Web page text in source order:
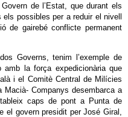
de l’Estat, que durant els
possibles per a reduir el nivell
de gairebé conflicte permanent
Governs, tenim l’exemple de
amb la força expedicionària que
i el Comitè Central de Milícies
Companys desembarca a
caps de pont a Punta de
el govern presidit per José Giral,